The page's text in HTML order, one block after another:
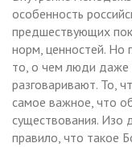
особенность
предшествующих
норм, ценностей. Но
то, о чем люди даже
разговаривают. То,
самое важное, что
существования. Изо
правило, что такое